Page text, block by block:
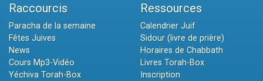
Raccourcis
Paracha de la semaine
Fêtes Juives
News
Cours Mp3-Vidéo
Yéchiva Torah-Box
Ressources
Calendrier Juif
Sidour (livre de prière)
Horaires de Chabbath
Livres Torah-Box
Inscription